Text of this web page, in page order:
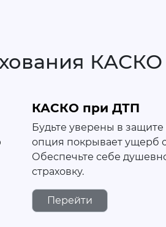
КАСКО
КАСКО при ДТП
Будьте уверены в
опция покрывает ущерб
Обеспечьте себе
страховку.
Перейти